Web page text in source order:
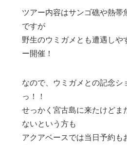
ツアー内容はサンゴ礁や熱帯
ですが
野生のウミガメとも遭遇しや
ー開催！
なので、ウミガメとの記念シ
っ！！
せっかく宮古島に来たけどま
ないという方も
アクアベースでは当日予約も